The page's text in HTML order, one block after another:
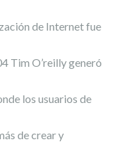
de Internet fue
Tim O’reilly generó
los usuarios de
de crear y